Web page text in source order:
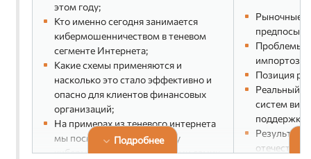
Подробнее
этом году;
Кто именно сегодня занимается
кибермошенничеством в теневом
сегменте Интернета;
Какие схемы применяются и
насколько это стало эффективно и
опасно для клиентов финансовых
организаций;
На примерах из теневого интернета
мы посмотрим на проблему
кибермошенничества глазами самих
Рыночные и
Проблемы
Позиция
Реальный
систем
Результаты